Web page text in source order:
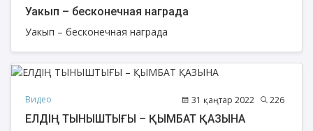
Уакып – бесконечная награда
Уакып – бесконечная награда
Видео 31 қаңтар 2022 226
ЕЛДІҢ ТЫНЫШТЫҒЫ – ҚЫМБАТ ҚАЗЫНА